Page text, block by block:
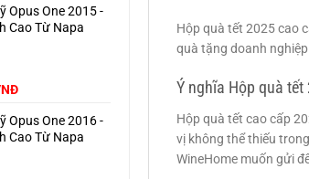
tại
là:
Opus One 2015 -
Cao Từ Napa
Opus One 2016 -
Cao Từ Napa
Hộp quà tết 2025 cao
quà tặng doanh
Ý nghĩa Hộp quà
Hộp quà tết cao cấp
vị không thể thiếu
WineHome muốn gửi